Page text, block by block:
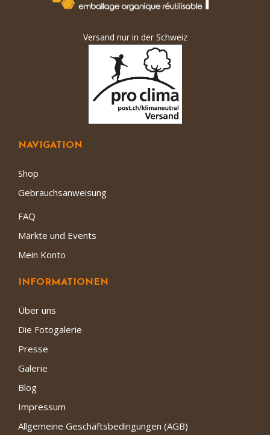
Versand nur in der Schweiz
NAVIGATION
Shop
Gebrauchsanweisung
FAQ
Märkte und Events
Mein Konto
INFORMATIONEN
Über uns
Die Fotogalerie
Presse
Galerie
Blog
Impressum
Allgemeine Geschäftsbedingungen (AGB)